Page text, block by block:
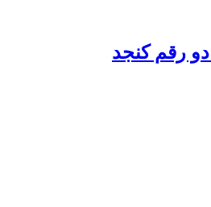
رقم کنجد